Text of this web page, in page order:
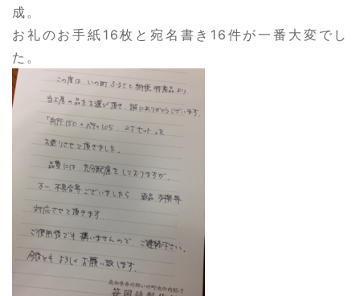
成。
お礼のお手紙16枚と宛名書き16件が一番大変でし
た。